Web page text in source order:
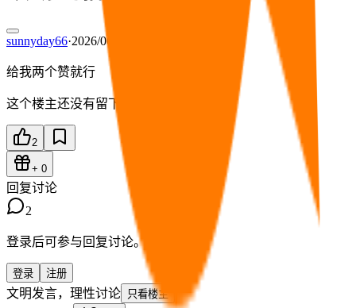
sunnyday66·2026/06/29 12:51
给我两个赞就行
这个楼主还没有留下简介。
2
+ 0
回复讨论
2
登录后可参与回复讨论。
登录 注册
文明发言，理性讨论 只看楼主